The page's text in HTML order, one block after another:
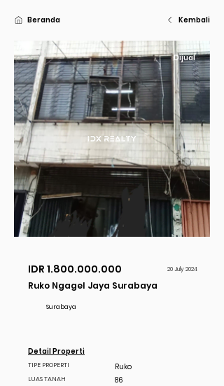
Beranda Kembali
Dijual
IDR 1.800.000.000 20 July 2024
Ruko Ngagel Jaya Surabaya
Surabaya
Detail Properti
TIPE PROPERTI
LUAS TANAH
Ruko
86